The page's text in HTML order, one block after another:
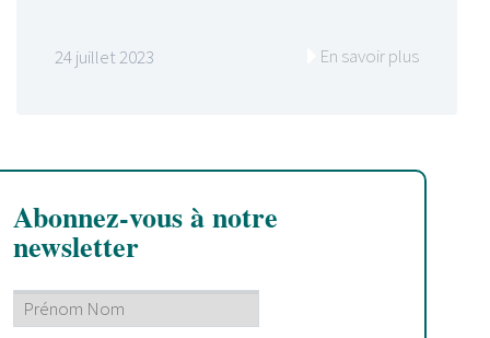
24 juillet 2023 En savoir plus
Abonnez-vous à notre
newsletter